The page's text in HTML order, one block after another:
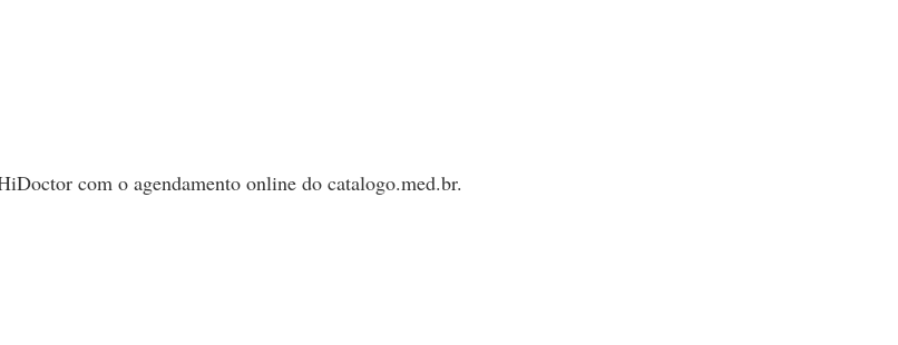
com o agendamento online do catalogo.med.br.